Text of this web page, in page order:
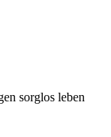
sorglos leben